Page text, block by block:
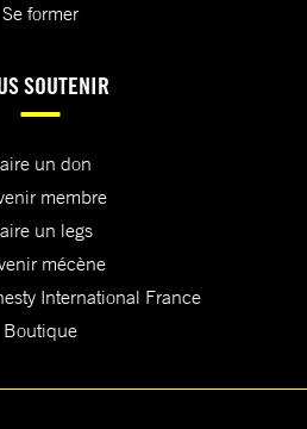
Se former
SOUTENIR
un don
membre
un legs
mécène
International France
Boutique